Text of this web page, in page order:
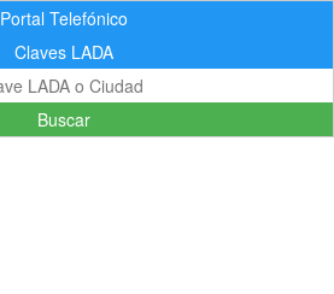
Portal Telefónico
Claves LADA
Buscar